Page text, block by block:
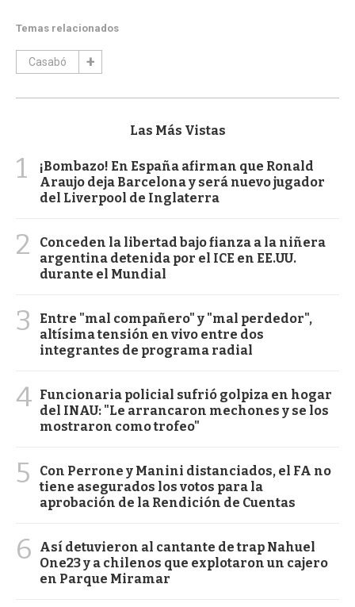
Temas relacionados
Casabó
Las Más Vistas
1
¡Bombazo! En España afirman que Ronald
Araujo deja Barcelona y será nuevo jugador
del Liverpool de Inglaterra
2
Conceden la libertad bajo fianza a la niñera
argentina detenida por el ICE en EE.UU.
durante el Mundial
3
Entre "mal compañero" y "mal perdedor",
altísima tensión en vivo entre dos
integrantes de programa radial
4 Funcionaria policial sufrió golpiza en hogar
del INAU: "Le arrancaron mechones y se los
mostraron como trofeo"
5
Con Perrone y Manini distanciados, el FA no
tiene asegurados los votos para la
aprobación de la Rendición de Cuentas
6
Así detuvieron al cantante de trap Nahuel
One23 y a chilenos que explotaron un cajero
en Parque Miramar